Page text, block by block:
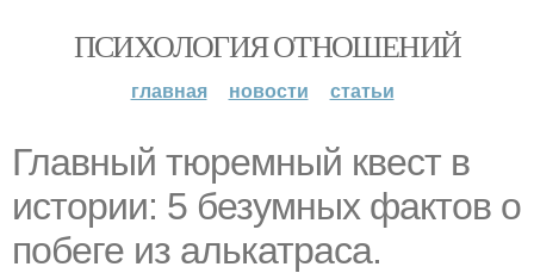
ПСИХОЛОГИЯ ОТНОШЕНИЙ
главная новости статьи
Главный тюремный квест в
истории: 5 безумных фактов о
побеге из алькатраса.